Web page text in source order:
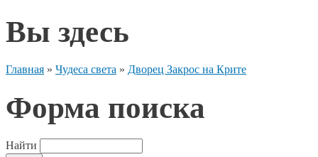
Вы здесь
Главная » Чудеса света » Дворец Закрос на Крите
Форма поиска
Найти